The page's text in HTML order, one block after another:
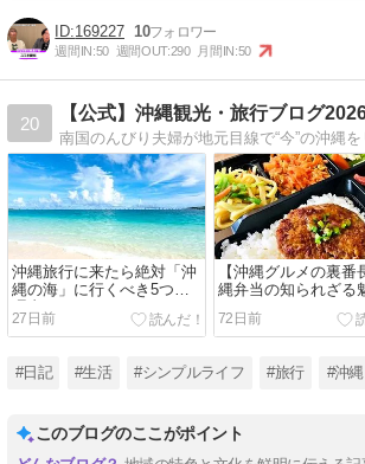
169227 10
週間IN:50 週間OUT:290 月間IN:50
20
【公式】沖縄観光・旅行ブログ
沖縄旅行に来たら絶対「沖
縄の海」に行くべき5つの
27日前
【沖縄グルメの裏番
縄弁当の知られざる
72日前
#日記 #生活 #シンプルライフ #旅行 #沖縄
このブログのここがポイント